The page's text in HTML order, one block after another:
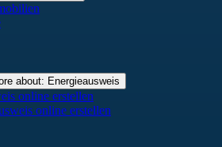
about: Energieausweis
online erstellen
online erstellen